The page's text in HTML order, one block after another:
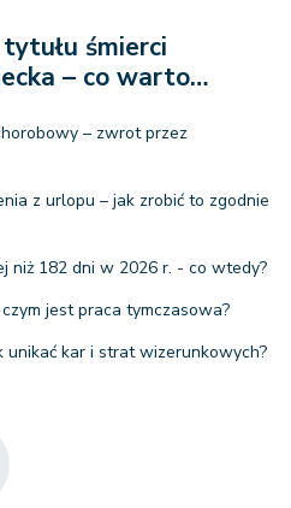
śmierci
– co warto…
– zwrot przez
z urlopu – jak zrobić to zgodnie
niż 182 dni w 2026 r. - co wtedy?
jest praca tymczasowa?
unikać kar i strat wizerunkowych?